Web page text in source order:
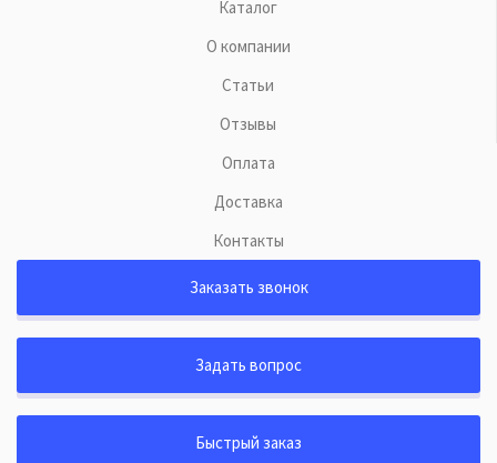
Каталог
О компании
Статьи
Отзывы
Оплата
Доставка
Контакты
Заказать звонок
Задать вопрос
Быстрый заказ